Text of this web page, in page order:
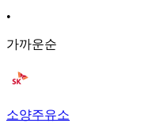
•
가까운순
소양주유소